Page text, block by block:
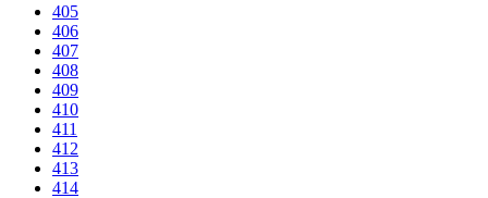
405
406
407
408
409
410
411
412
413
414